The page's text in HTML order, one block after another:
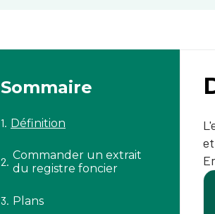
Sommaire
Définition
Commander un extrait
du registre foncier
Plans